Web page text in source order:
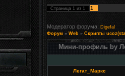
Страница 1 из 1 1
Модератор форума: Digefal
Форум » Web » Скрипты
Мини-профиль by
Легат_Маркс